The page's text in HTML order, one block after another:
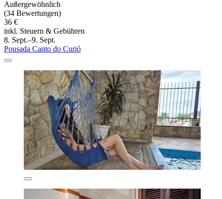
Außergewöhnlich
(34 Bewertungen)
36 €
inkl. Steuern & Gebühren
8. Sept.–9. Sept.
Pousada Canto do Curió